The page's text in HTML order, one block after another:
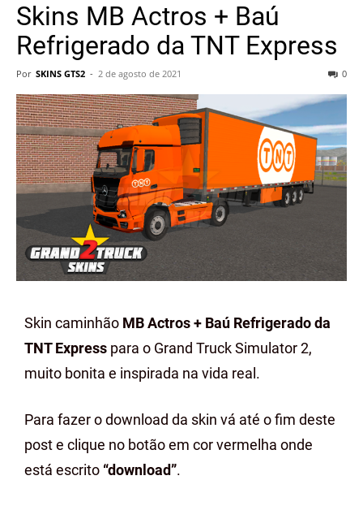
Skins MB Actros + Baú
Refrigerado da TNT Express
Por SKINS GTS2 - 2 de agosto de 2021 0
Skin caminhão MB Actros + Baú Refrigerado da
TNT Express para o Grand Truck Simulator 2,
muito bonita e inspirada na vida real.
Para fazer o download da skin vá até o fim deste
post e clique no botão em cor vermelha onde
está escrito “download”.